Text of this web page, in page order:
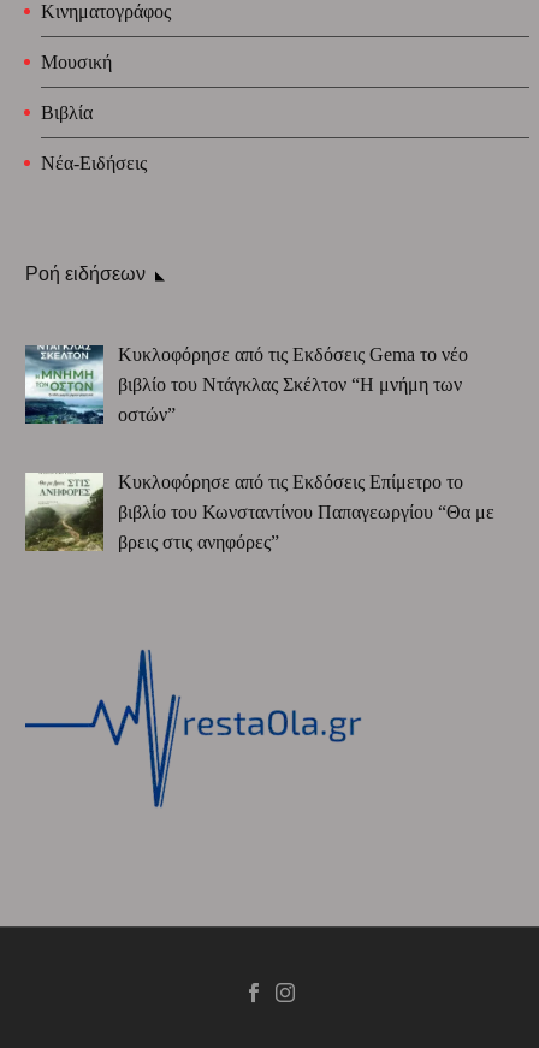
Κινηματογράφος
Μουσική
Βιβλία
Νέα-Ειδήσεις
Ροή ειδήσεων
Κυκλοφόρησε από τις Εκδόσεις Gema το νέο
βιβλίο του Ντάγκλας Σκέλτον “Η μνήμη των
οστών”
Κυκλοφόρησε από τις Εκδόσεις Επίμετρο το
βιβλίο του Κωνσταντίνου Παπαγεωργίου “Θα με
βρεις στις ανηφόρες”